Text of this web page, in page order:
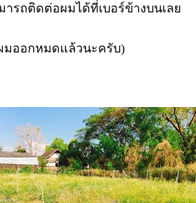
รถติดต่อผมได้ที่เบอร์ข้างบนเลย
มออกหมดแล้วนะครับ)